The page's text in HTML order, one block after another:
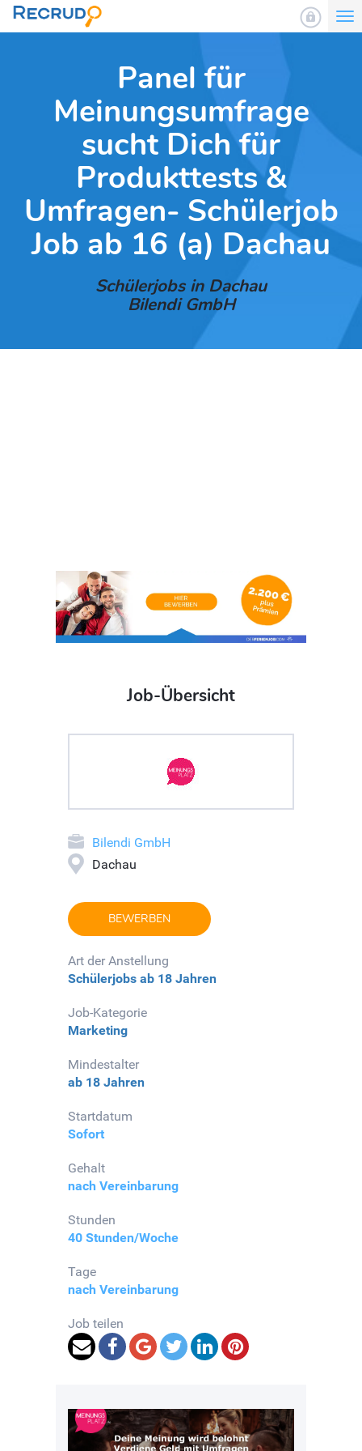
Panel für
Meinungsumfrage
sucht Dich für
Produkttests &
Umfragen- Schülerjob
Job ab 16 (a) Dachau
Schülerjobs in Dachau
Bilendi GmbH
Job-Übersicht
Bilendi GmbH
Dachau
BEWERBEN
Art der Anstellung
Schülerjobs ab 18 Jahren
Job-Kategorie
Marketing
Mindestalter
ab 18 Jahren
Startdatum
Sofort
Gehalt
nach Vereinbarung
Stunden
40 Stunden/Woche
Tage
nach Vereinbarung
Job teilen